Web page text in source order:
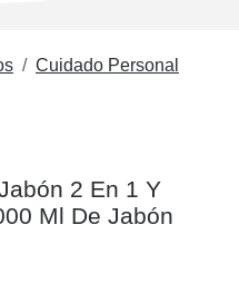
Cuidado Personal
2 En 1 Y
Ml De Jabón